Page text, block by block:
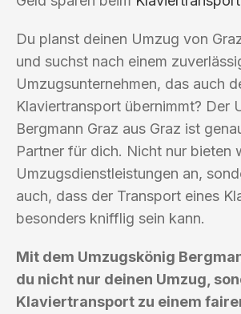
Du planst deinen Umzug von
und suchst nach einem
Umzugsunternehmen, das auch
Klaviertransport übernimmt? Der
Bergmann Graz aus Graz ist
Partner für dich. Nicht nur bieten
Umzugsdienstleistungen an,
auch, dass der Transport eines
besonders knifflig sein kann.
Mit dem Umzugskönig
du nicht nur deinen Umzug,
Klaviertransport zu einem